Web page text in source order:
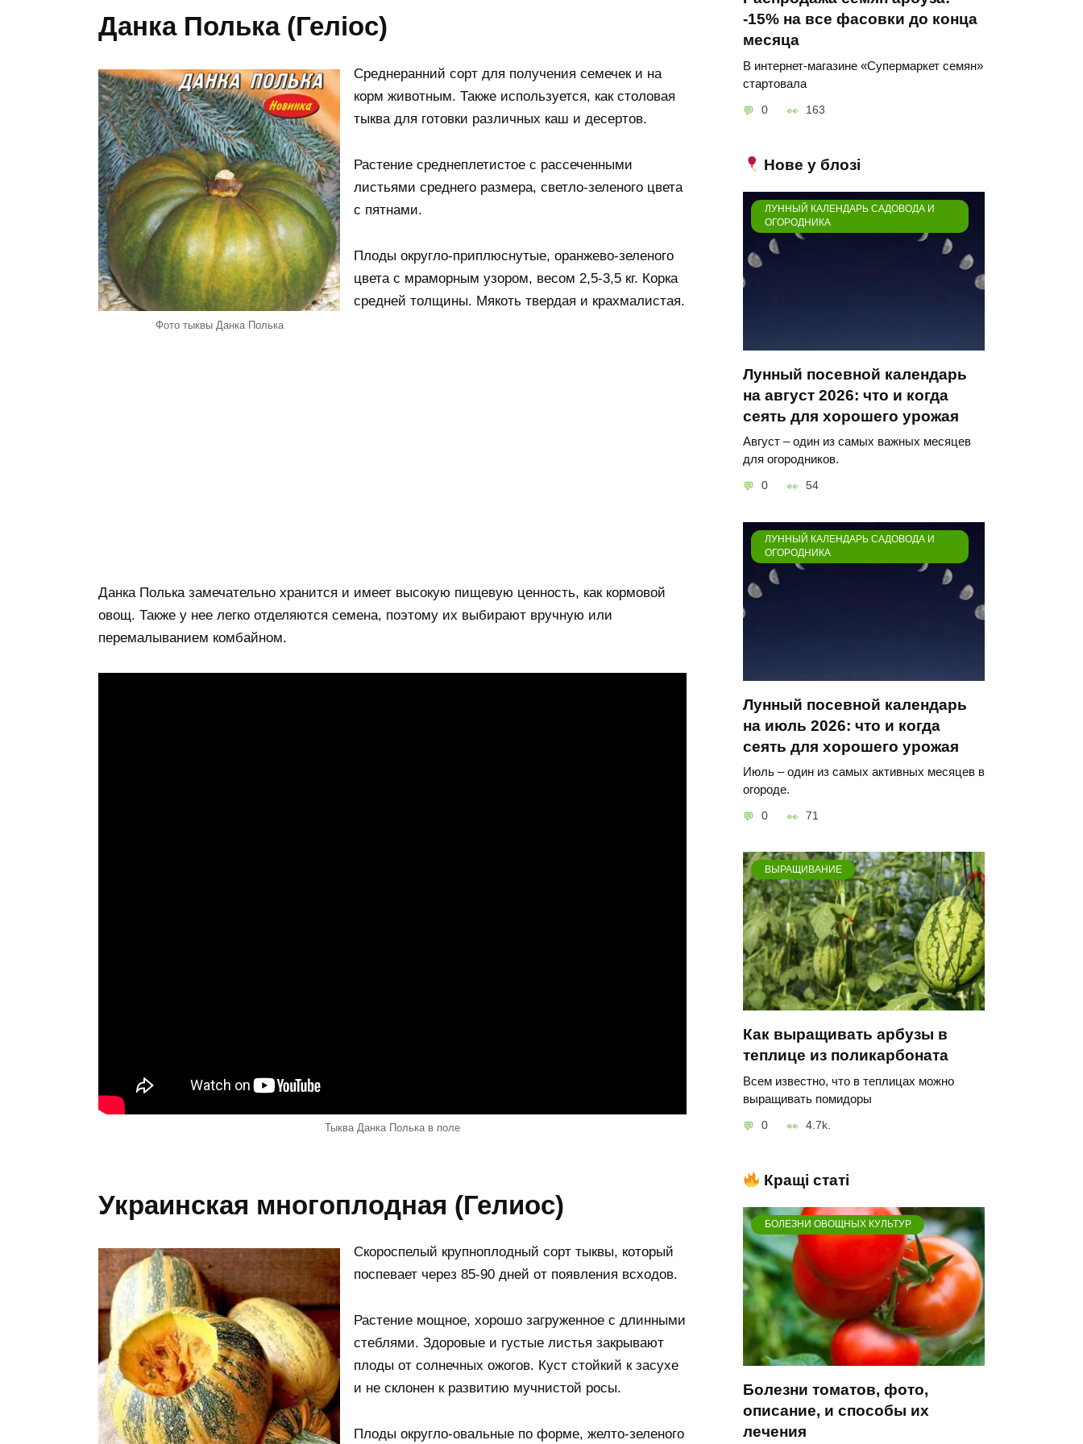
Данка Полька (Геліос)
Фото тыквы Данка Полька
Среднеранний сорт для получения семечек и на
корм животным. Также используется, как столовая
тыква для готовки различных каш и десертов.
Растение среднеплетистое с рассеченными
листьями среднего размера, светло-зеленого цвета
с пятнами.
Плоды округло-приплюснутые, оранжево-зеленого
цвета с мраморным узором, весом 2,5-3,5 кг. Корка
средней толщины. Мякоть твердая и крахмалистая.
Данка Полька замечательно хранится и имеет высокую пищевую ценность, как кормовой
овощ. Также у нее легко отделяются семена, поэтому их выбирают вручную или
перемалыванием комбайном.
Тыква Данка Полька в поле
Украинская многоплодная (Гелиос)
Скороспелый крупноплодный сорт тыквы, который
поспевает через 85-90 дней от появления всходов.
Растение мощное, хорошо загруженное с длинными
стеблями. Здоровые и густые листья закрывают
плоды от солнечных ожогов. Куст стойкий к засухе
и не склонен к развитию мучнистой росы.
Плоды округло-овальные по форме, желто-зеленого
-15% на все фасовки до конца
месяца
В интернет-магазине «Супермаркет семян»
стартовала
0 163
Нове у блозі
ЛУННЫЙ КАЛЕНДАРЬ САДОВОДА И
ОГОРОДНИКА
Лунный посевной календарь
на август 2026: что и когда
сеять для хорошего урожая
Август – один из самых важных месяцев
для огородников.
0 54
ЛУННЫЙ КАЛЕНДАРЬ САДОВОДА И
ОГОРОДНИКА
Лунный посевной календарь
на июль 2026: что и когда
сеять для хорошего урожая
Июль – один из самых активных месяцев в
огороде.
0 71
ВЫРАЩИВАНИЕ
Как выращивать арбузы в
теплице из поликарбоната
Всем известно, что в теплицах можно
выращивать помидоры
0 4.7k.
Кращі статі
БОЛЕЗНИ ОВОЩНЫХ КУЛЬТУР
Болезни томатов, фото,
описание, и способы их
лечения